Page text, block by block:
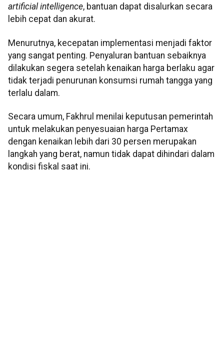
artificial intelligence, bantuan dapat disalurkan secara
lebih cepat dan akurat.
Menurutnya, kecepatan implementasi menjadi faktor
yang sangat penting. Penyaluran bantuan sebaiknya
dilakukan segera setelah kenaikan harga berlaku agar
tidak terjadi penurunan konsumsi rumah tangga yang
terlalu dalam.
Secara umum, Fakhrul menilai keputusan pemerintah
untuk melakukan penyesuaian harga Pertamax
dengan kenaikan lebih dari 30 persen merupakan
langkah yang berat, namun tidak dapat dihindari dalam
kondisi fiskal saat ini.